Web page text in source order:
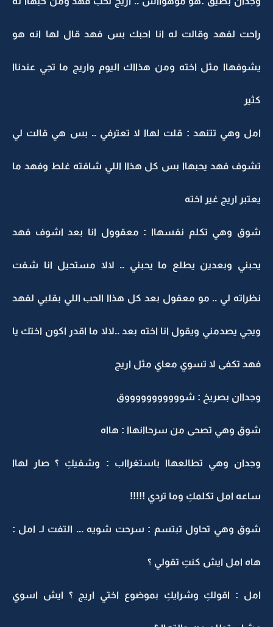
راحت لفهد وقالت له انا احبك بس فهد قال لها انه هو
يشوفهاا مثل اخته ومن هذااك اليوم واريج ما تجي عندناا
كثير
امل وهي تتنهد : قلت لهاا لا تعترفي .. بس هي قالت لي
تشوف فهد يحبهاا بس كل هذاا اللي شافته غلط وفهد ما
يعتبر اريج غير اخته
شوق وهي تكلم نفسهاا : معقوول انا بعد اشوف فهد
يحبني وبعدين يطلع ما يحبني .. لالا مستحيل انا شفت
نظراته لي .. مو معقول بعد كل هذاا الحب اللي بقلبي لفهد
ويجي يصدمني ويقول انا اخته بعد ..لالا ما اقدر اكون اختك يا
فهد تكفى لا تسوي معاي مثل اريج
وجداان بصريخ : شوووووووووووق
شوق وهي تصحى من سرحاانهاا : هااه
وجدان وهي تطالعهاا باستغرااب : وشفيكِ ؟ صار لهاا
ساعه امل تكلمكِ وما تردي !!!!!
شوق وهي تحاول تبتسم : سرحت شويه ... التفت لـ امل :
هاه امل ايش كنتِ تقولي ؟
امل : اقولكِ وشرايكِ بموضوع اختي اريج ؟ ايش اسوي